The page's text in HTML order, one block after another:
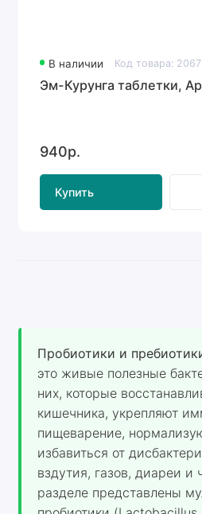
В наличии Код товара: 2067
Эм-Курунга таблетки,
940р.
Купить
Пробиотики и
это живые полезные
них, которые
кишечника, укрепляют
пищеварение,
избавиться от
вздутия, газов, диареи и
разделе представлены